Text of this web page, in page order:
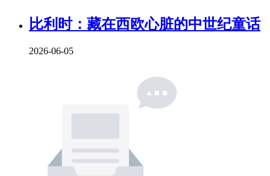
比利时：藏在西欧心脏的中世纪童话
2026-06-05